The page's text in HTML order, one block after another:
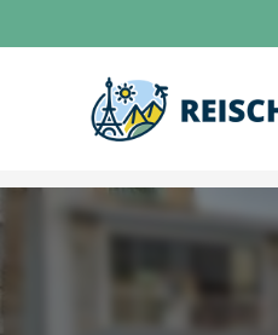
naar